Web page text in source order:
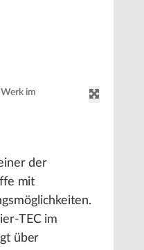
im
der
mit
TEC im
über